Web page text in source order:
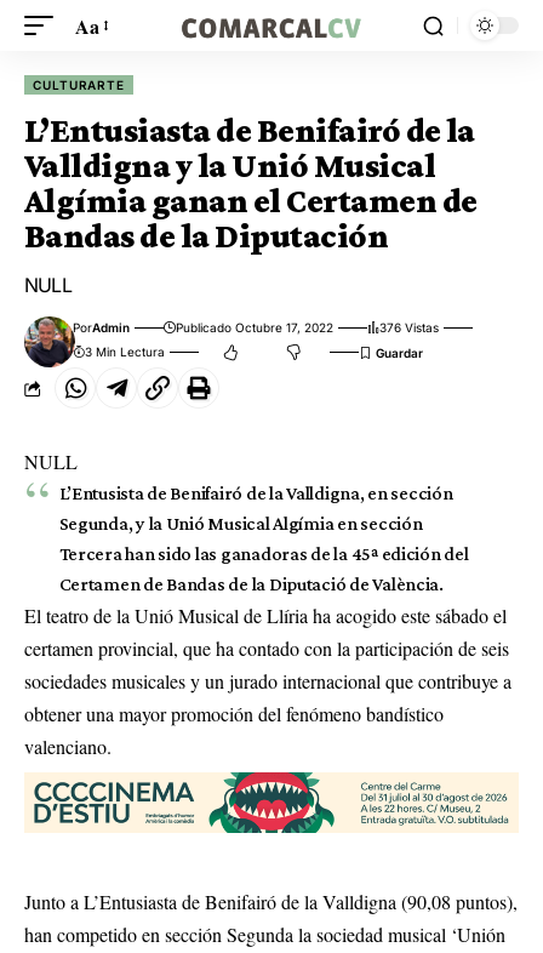
Aa
CULTURARTE
L’Entusiasta de Benifairó de la
Valldigna y la Unió Musical
Algímia ganan el Certamen de
Bandas de la Diputación
NULL
PorAdmin Publicado Octubre 17, 2022
376 Vistas
3 Min Lectura
NULL
L’Entusista de Benifairó de la Valldigna, en sección
Segunda, y la Unió Musical Algímia en sección
Tercera han sido las ganadoras de la 45ª edición del
Certamen de Bandas de la Diputació de València.
El teatro de la Unió Musical de Llíria ha acogido este sábado el
certamen provincial, que ha contado con la participación de seis
sociedades musicales y un jurado internacional que contribuye a
obtener una mayor promoción del fenómeno bandístico
valenciano.
Junto a L’Entusiasta de Benifairó de la Valldigna (90,08 puntos),
han competido en sección Segunda la sociedad musical ‘Unión